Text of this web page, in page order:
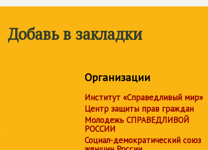
Добавь в закладки
Организации
Институт «Справедливый мир»
Центр защиты прав граждан
Молодежь СПРАВЕДЛИВОЙ
РОССИИ
Социал-демократический союз